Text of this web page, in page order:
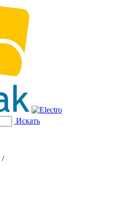
Искать
/